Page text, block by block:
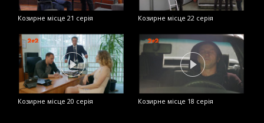
Козирне місце 21 серія Козирне місце 22 серія
Козирне місце 20 серія Козирне місце 18 серія